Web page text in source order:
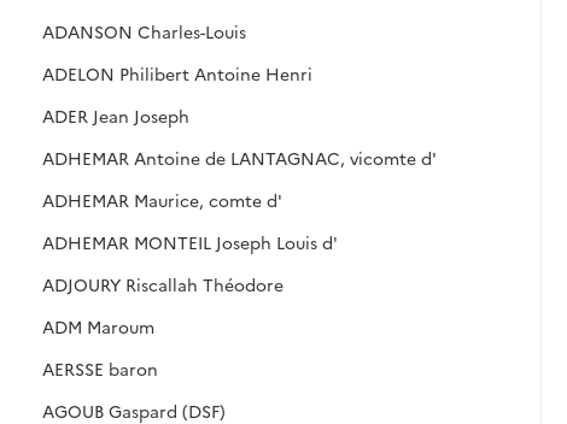
ADANSON Charles-Louis
ADELON Philibert Antoine Henri
ADER Jean Joseph
ADHEMAR Antoine de LANTAGNAC, vicomte d'
ADHEMAR Maurice, comte d'
ADHEMAR MONTEIL Joseph Louis d'
ADJOURY Riscallah Théodore
ADM Maroum
AERSSE baron
AGOUB Gaspard (DSF)